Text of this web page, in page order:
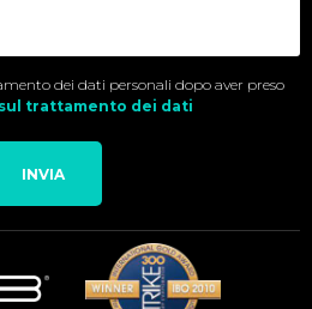
dei dati personali dopo aver preso
trattamento dei dati
INVIA